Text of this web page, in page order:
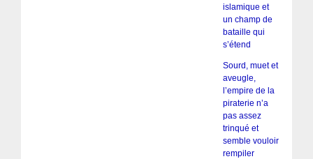
islamique et
un champ de
bataille qui
s’étend
Sourd, muet et
aveugle,
l’empire de la
piraterie n’a
pas assez
trinqué et
semble vouloir
rempiler